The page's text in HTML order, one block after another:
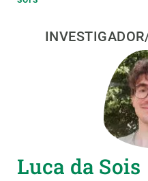
de
Luca da Sois
Featured
CIENCIA EN ACCIÓN